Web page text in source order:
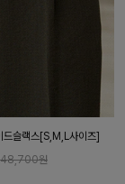
드슬랙스[S,M,L사이즈]
48,700원